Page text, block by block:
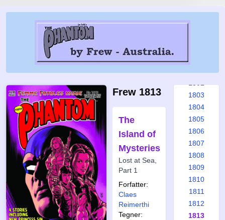
Frew 1813
The
Island of
Mysteries
Lost at Sea,
Part 1
Forfatter:
Claes
Reimerthi
Tegner:
1796
1797
1803
1804
1805
1806
1807
1808
1809
1810
1811
1812
1813